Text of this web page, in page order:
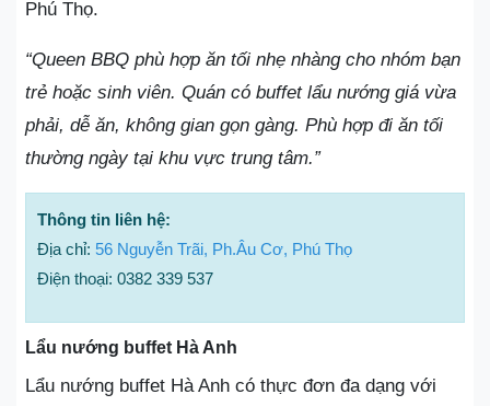
Phú Thọ.
“Queen BBQ phù hợp ăn tối nhẹ nhàng cho nhóm bạn
trẻ hoặc sinh viên. Quán có buffet lẩu nướng giá vừa
phải, dễ ăn, không gian gọn gàng. Phù hợp đi ăn tối
thường ngày tại khu vực trung tâm.”
Thông tin liên hệ:
Địa chỉ: 56 Nguyễn Trãi, Ph.Âu Cơ, Phú Thọ
Điện thoại: 0382 339 537
Lẩu nướng buffet Hà Anh
Lẩu nướng buffet Hà Anh có thực đơn đa dạng với